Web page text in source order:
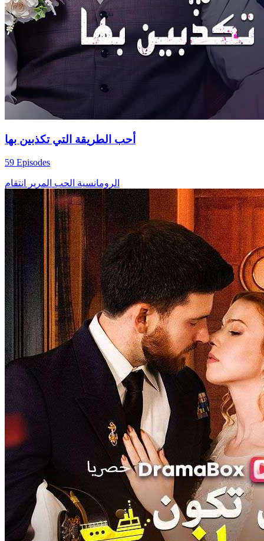
أحب الطريقة التي تكذبين بها
59 Episodes
الرومانسية الحب المرير انتقام